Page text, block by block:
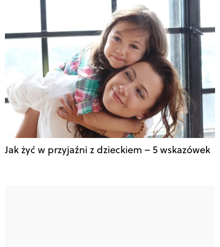
Jak żyć w przyjaźni z dzieckiem – 5 wskazówek